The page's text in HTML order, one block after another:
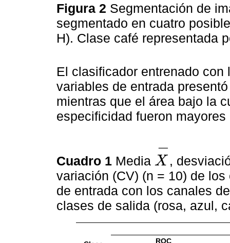
Figura 2 Segmentación de
segmentado en cuatro
H). Clase café representada
El clasificador entrenado
variables de entrada
mientras que el área bajo la
especificidad fueron
Cuadro 1 Media X
−
X-
,
variación (CV) (n = 10) de
de entrada con los canales
clases de salida (rosa, azul,
ROC